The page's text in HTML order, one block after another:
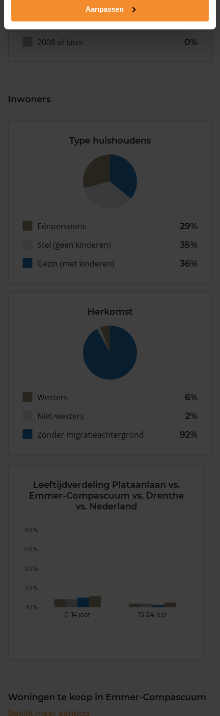
Aanpassen
1981 - 2007
100%
2008 of later
0%
Inwoners
Type huishoudens
Eénpersoons
29%
Stel (geen kinderen)
35%
Gezin (met kinderen)
36%
Herkomst
Westers
6%
Niet-westers
2%
Zonder migratieachtergrond
92%
Leeftijdverdeling Plataanlaan vs.
Emmer-Compascuum vs. Drenthe
vs. Nederland
0-14 jaar 15-24 jaar
10%
20%
30%
40%
50%
Woningen te koop in Emmer-Compascuum
Bekijk meer aanbod